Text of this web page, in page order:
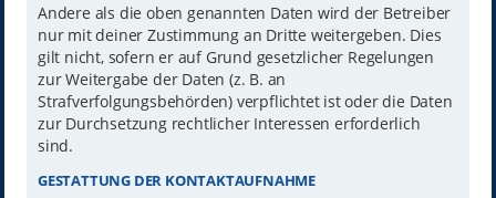
Andere als die oben genannten Daten wird der Betreiber
nur mit deiner Zustimmung an Dritte weitergeben. Dies
gilt nicht, sofern er auf Grund gesetzlicher Regelungen
zur Weitergabe der Daten (z. B. an
Strafverfolgungsbehörden) verpflichtet ist oder die Daten
zur Durchsetzung rechtlicher Interessen erforderlich
sind.
GESTATTUNG DER KONTAKTAUFNAHME